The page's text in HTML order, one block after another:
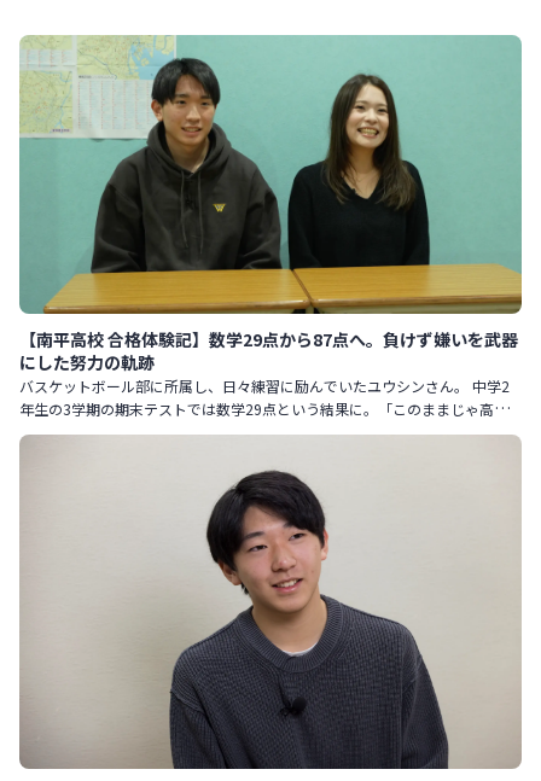
【南平高校 合格体験記】数学29点から87点へ。負けず嫌いを武器
にした努力の軌跡
バスケットボール部に所属し、日々練習に励んでいたユウシンさん。 中学2
年生の3学期の期末テストでは数学29点という結果に。「このままじゃ高校
に行けない」と危機感を抱き、コノ塾に通い始めることを決意しま